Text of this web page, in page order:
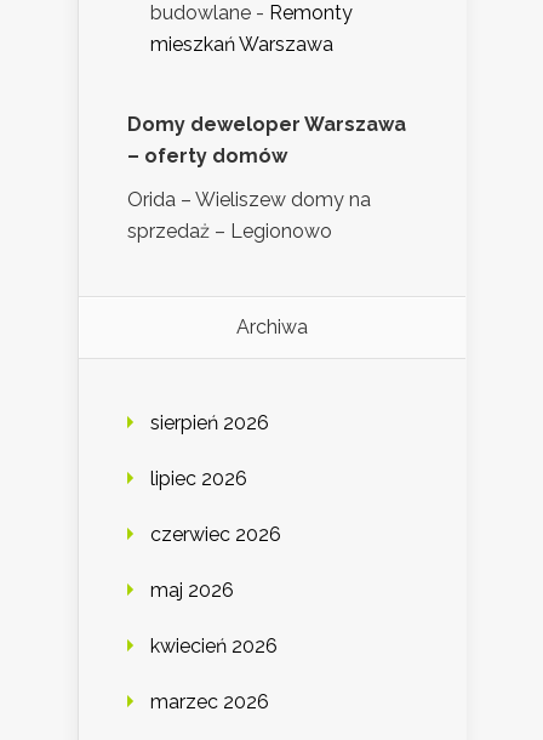
budowlane - Remonty
mieszkań Warszawa
Domy deweloper Warszawa
– oferty domów
Orida – Wieliszew domy na
sprzedaż – Legionowo
Archiwa
sierpień 2026
lipiec 2026
czerwiec 2026
maj 2026
kwiecień 2026
marzec 2026